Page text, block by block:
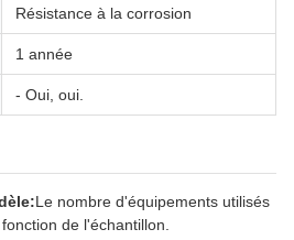
Résistance à la corrosion
1 année
- Oui, oui.
Le nombre d'équipements utilisés
de l'échantillon.